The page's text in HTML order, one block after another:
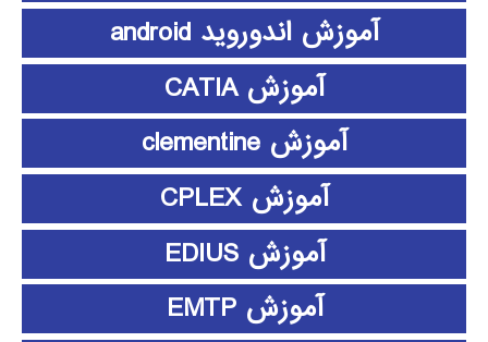
آموزش اندوروید android
آموزش CATIA
آموزش clementine
آموزش CPLEX
آموزش EDIUS
آموزش EMTP